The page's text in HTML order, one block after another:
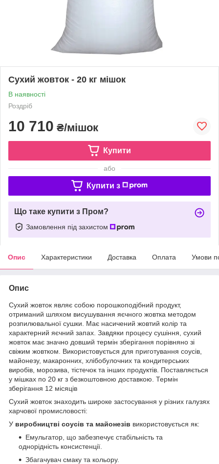
Сухий жовток - 20 кг мішок
В наявності
Роздріб
10 710 ₴/мішок
Купити
або
Купити з
Що таке купити з Пром?
Замовлення під захистом
Опис Характеристики Доставка Оплата Умови
Опис
Сухий жовток являє собою порошкоподібний продукт,
отриманий шляхом висушування яєчного жовтка методом
розпилювальної сушки. Має насичений жовтий колір та
характерний яєчний запах. Завдяки процесу сушіння, сухий
жовток має значно довший термін зберігання порівняно зі
свіжим жовтком. Використовується для приготування соусів,
майонезу, макаронних, хлібобулочних та кондитерських
виробів, морозива, тістечок та інших продуктів. Поставляється
у мішках по 20 кг з безкоштовною доставкою. Термін
зберігання 12 місяців
Сухий жовток знаходить широке застосування у різних галузях
харчової промисловості:
У виробництві соусів та майонезів використовується як:
Емульгатор, що забезпечує стабільність та
однорідність консистенції.
Збагачувач смаку та кольору.